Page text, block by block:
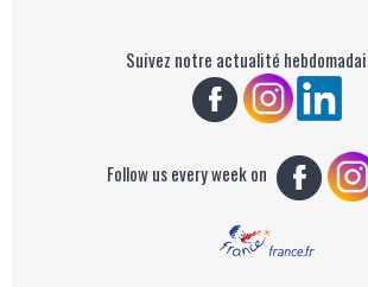
Suivez notre actualité
Follow us every week on